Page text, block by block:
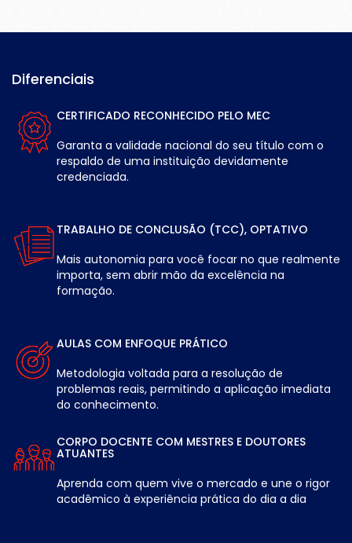
Diferenciais
CERTIFICADO RECONHECIDO PELO MEC
Garanta a validade nacional do seu título com o
respaldo de uma instituição devidamente
credenciada.
TRABALHO DE CONCLUSÃO (TCC), OPTATIVO
Mais autonomia para você focar no que realmente
importa, sem abrir mão da excelência na
formação.
AULAS COM ENFOQUE PRÁTICO
Metodologia voltada para a resolução de
problemas reais, permitindo a aplicação imediata
do conhecimento.
CORPO DOCENTE COM MESTRES E DOUTORES
ATUANTES
Aprenda com quem vive o mercado e une o rigor
acadêmico à experiência prática do dia a dia